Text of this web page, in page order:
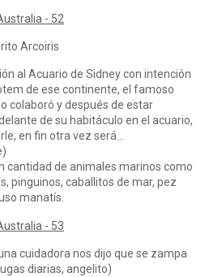
Arcoiris
al Acuario de Sidney con intención
de ese continente, el famoso
colaboró y después de estar
de su habitáculo en el acuario,
en fin otra vez será…
cantidad de animales marinos como
pinguinos, caballitos de mar, pez
manatís.
cuidadora nos dijo que se zampa
diarias, angelito)